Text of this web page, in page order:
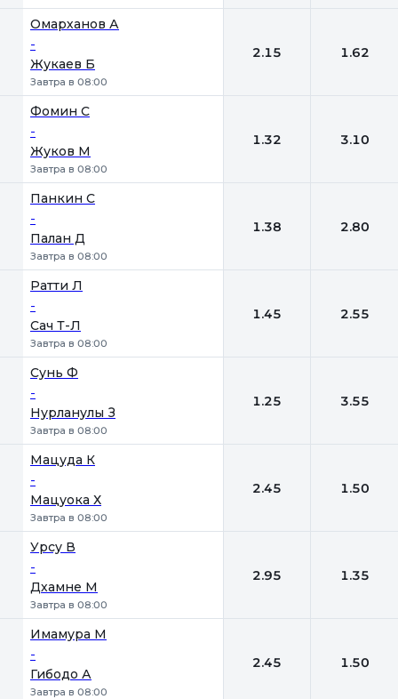
Омарханов А
-
Жукаев Б
Завтра в 08:00
2.15 1.62
Фомин С
-
Жуков М
Завтра в 08:00
1.32 3.10
Панкин С
-
Палан Д
Завтра в 08:00
1.38 2.80
Ратти Л
-
Сач Т-Л
Завтра в 08:00
1.45 2.55
Сунь Ф
-
Нурланулы З
Завтра в 08:00
1.25 3.55
Мацуда К
-
Мацуока Х
Завтра в 08:00
2.45 1.50
Урсу В
-
Дхамне М
Завтра в 08:00
2.95 1.35
Имамура М
-
Гибодо А
Завтра в 08:00
2.45 1.50